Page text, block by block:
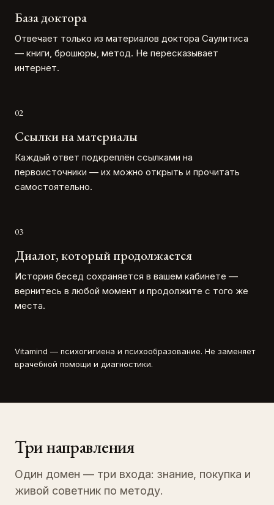
База доктора
Отвечает только из материалов доктора Саулитиса
— книги, брошюры, метод. Не пересказывает
интернет.
02
Ссылки на материалы
Каждый ответ подкреплён ссылками на
первоисточники — их можно открыть и прочитать
самостоятельно.
03
Диалог, который продолжается
История бесед сохраняется в вашем кабинете —
вернитесь в любой момент и продолжите с того же
места.
Vitamind — психогигиена и психообразование. Не заменяет
врачебной помощи и диагностики.
Три направления
Один домен — три входа: знание, покупка и
живой советник по методу.